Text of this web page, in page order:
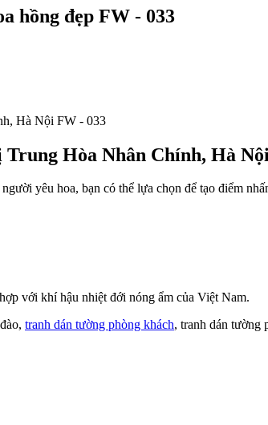
hồng đẹp FW - 033
Hòa Nhân Chính, Hà
yêu hoa, bạn có thể lựa chọn để tạo điểm
với khí hậu nhiệt đới nóng ẩm của Việt Nam.
tranh dán tường phòng khách, tranh dán tường